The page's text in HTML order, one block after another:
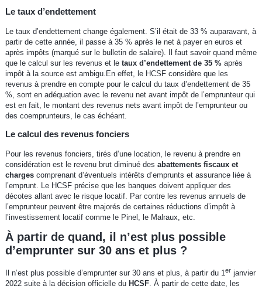
Le taux d’endettement
Le taux d’endettement change également. S’il était de 33 % auparavant, à
partir de cette année, il passe à 35 % après le net à payer en euros et
après impôts (marqué sur le bulletin de salaire). Il faut savoir quand même
que le calcul sur les revenus et le taux d’endettement de 35 %après
impôt à la source est ambigu.En effet, le HCSF considère que les
revenus à prendre en compte pour le calcul du taux d’endettement de 35
%, sont en adéquation avec le revenu net avant impôt de l’emprunteur qui
est en fait, le montant des revenus nets avant impôt de l’emprunteur ou
des coemprunteurs, le cas échéant.
Le calcul des revenus fonciers
Pour les revenus fonciers, tirés d’une location, le revenu à prendre en
considération est le revenu brut diminué des abattements fiscaux et
chargescomprenant d’éventuels intérêts d’emprunts et assurance liée à
l’emprunt. Le HCSF précise que les banques doivent appliquer des
décotes allant avec le risque locatif. Par contre les revenus annuels de
l’emprunteur peuvent être majorés de certaines réductions d’impôt à
l’investissement locatif comme le Pinel, le Malraux, etc.
À partir de quand, il n’est plus possible
d’emprunter sur 30 ans et plus ?
Il n’est plus possible d’emprunter sur 30 ans et plus, à partir du 1er janvier
2022 suite à la décision officielle du HCSF. À partir de cette date, les